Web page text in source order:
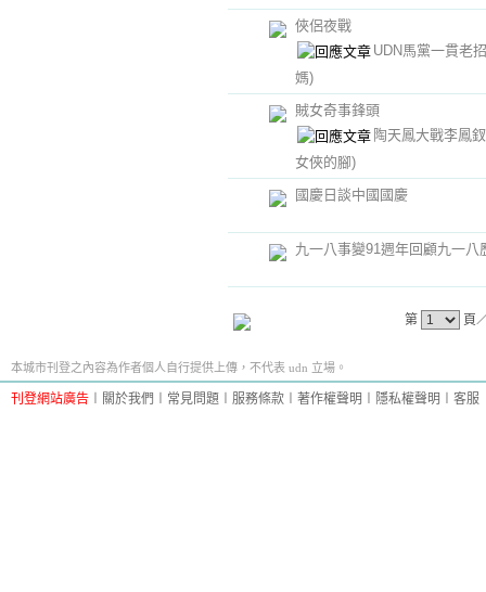
俠侶夜戰
UDN馬黨一貫老
媽)
賊女奇事鋒頭
陶天鳳大戰李鳳
女俠的腳)
國慶日談中國國慶
九一八事變91週年回顧九一八
第 頁
本城市刊登之內容為作者個人自行提供上傳，不代表 udn 立場。
刊登網站廣告 關於我們 常見問題 服務條款 著作權聲明 隱私權聲明 客服